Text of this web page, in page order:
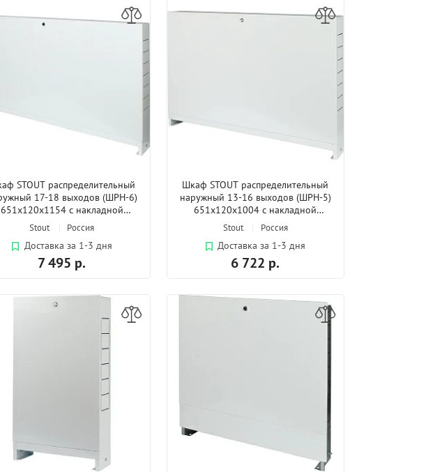
STOUT распределительный
17-18 выходов (ШРН-6)
651х120х1154 с накладной
дверцей
Stout Россия
Доставка за 1-3 дня
7 495 р.
Шкаф STOUT распределительный
наружный 13-16 выходов (ШРН-5)
651х120х1004 с накладной
дверцей
Stout Россия
Доставка за 1-3 дня
6 722 р.